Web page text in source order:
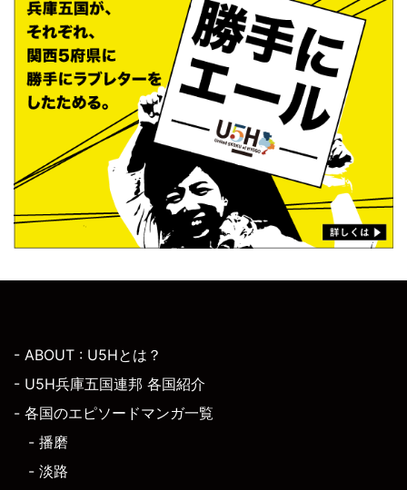
- ABOUT : U5Hとは？
- U5H兵庫五国連邦 各国紹介
- 各国のエピソードマンガ一覧
- 播磨
- 淡路